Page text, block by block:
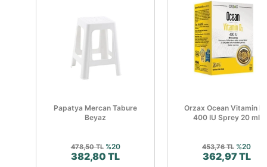
Papatya Mercan Tabure
Beyaz
478,50 TL %20
382,80 TL
Orzax Ocean Vitamin
400 IU Sprey 20 ml
453,76 TL %20
362,97 TL